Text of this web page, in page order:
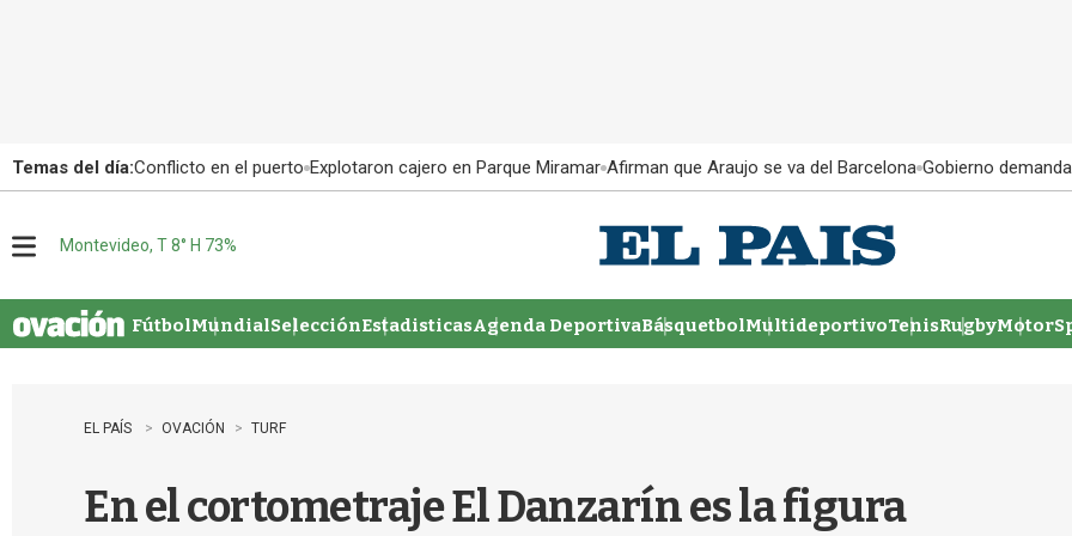
Temas del día:Conflicto en el puerto Explotaron cajero en Parque Miramar Afirman que Araujo se va del Barcelona Gobierno
u
Montevideo, T 8° H 73%
FútbolMundialSelecciónEstadisticasAgenda DeportivaBásquetbolMultideportivoTenisRugby
EL PAÍS OVACIÓN TURF
En el cortometraje El Danzarín es la figura